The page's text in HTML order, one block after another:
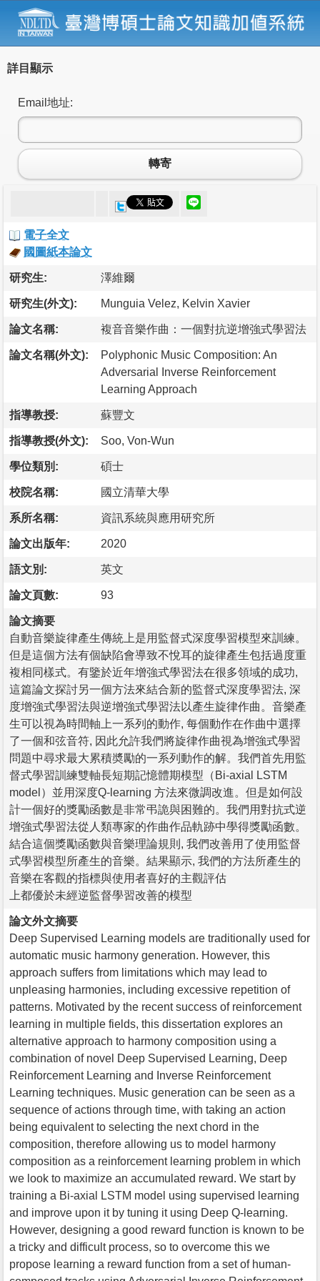
詳目顯示
Email地址:
轉寄
電子全文
國圖紙本論文
研究生: 澤維爾
研究生(外文): Munguia Velez, Kelvin Xavier
論文名稱: 複音音樂作曲：一個對抗逆增強式學習法
論文名稱(外文):
Polyphonic Music Composition: An
Adversarial Inverse Reinforcement
Learning Approach
指導教授: 蘇豐文
指導教授(外文): Soo, Von-Wun
學位類別: 碩士
校院名稱: 國立清華大學
系所名稱: 資訊系統與應用研究所
論文出版年: 2020
語文別: 英文
論文頁數: 93
論文摘要
自動音樂旋律產生傳統上是用監督式深度學習模型來訓練。
但是這個方法有個缺陷會導致不悅耳的旋律產生包括過度重
複相同樣式。有鑒於近年增強式學習法在很多領域的成功,
這篇論文探討另一個方法來結合新的監督式深度學習法, 深
度增強式學習法與逆增強式學習法以產生旋律作曲。音樂產
生可以視為時間軸上一系列的動作, 每個動作在作曲中選擇
了一個和弦音符, 因此允許我們將旋律作曲視為增強式學習
問題中尋求最大累積奬勵的一系列動作的解。我們首先用監
督式學習訓練雙軸長短期記憶體期模型（Bi-axial LSTM
model）並用深度Q-learning 方法來微調改進。但是如何設
計一個好的獎勵函數是非常弔詭與困難的。我們用對抗式逆
增強式學習法從人類專家的作曲作品軌跡中學得獎勵函數。
結合這個獎勵函數與音樂理論規則, 我們改善用了使用監督
式學習模型所產生的音樂。結果顯示, 我們的方法所產生的
音樂在客觀的指標與使用者喜好的主觀評估
上都優於未經逆監督學習改善的模型
論文外文摘要
Deep Supervised Learning models are traditionally used for
automatic music harmony generation. However, this
approach suffers from limitations which may lead to
unpleasing harmonies, including excessive repetition of
patterns. Motivated by the recent success of reinforcement
learning in multiple fields, this dissertation explores an
alternative approach to harmony composition using a
combination of novel Deep Supervised Learning, Deep
Reinforcement Learning and Inverse Reinforcement
Learning techniques. Music generation can be seen as a
sequence of actions through time, with taking an action
being equivalent to selecting the next chord in the
composition, therefore allowing us to model harmony
composition as a reinforcement learning problem in which
we look to maximize an accumulated reward. We start by
training a Bi-axial LSTM model using supervised learning
and improve upon it by tuning it using Deep Q-learning.
However, designing a good reward function is known to be
a tricky and difficult process, so to overcome this we
propose learning a reward function from a set of human-